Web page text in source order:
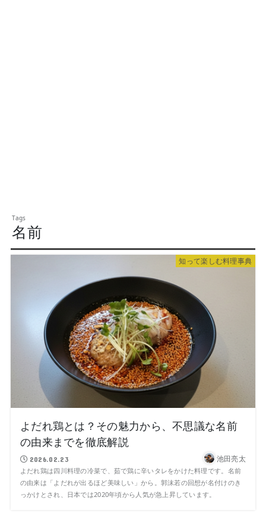
名前
知って楽しむ料理事典
よだれ鶏とは？その魅力から、不思議な名前
の由来までを徹底解説
2026.02.23 池田亮太
よだれ鶏は四川料理の冷菜で、茹で鶏に辛いタレをかけた料理です。名前
の由来は「よだれが出るほど美味しい」から。郭沫若の回想が名付けのき
っかけとされ、日本では2020年頃から人気が急上昇しています。